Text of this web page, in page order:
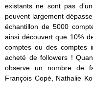
existants ne sont pas
peuvent largement
échantillon de 5000
ainsi découvert que 10%
comptes ou des comptes
acheté de followers !
observe un nombre de
François Copé, Nathalie